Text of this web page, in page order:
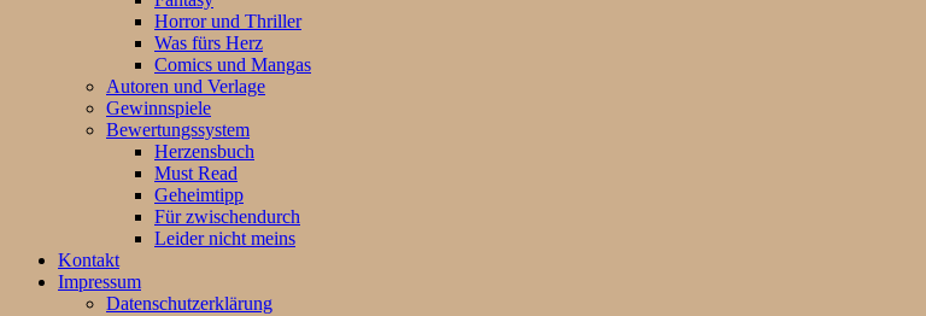
Horror und Thriller
Was fürs Herz
Comics und Mangas
Autoren und Verlage
Gewinnspiele
Bewertungssystem
Herzensbuch
Must Read
Geheimtipp
Für zwischendurch
Leider nicht meins
Kontakt
Impressum
Datenschutzerklärung